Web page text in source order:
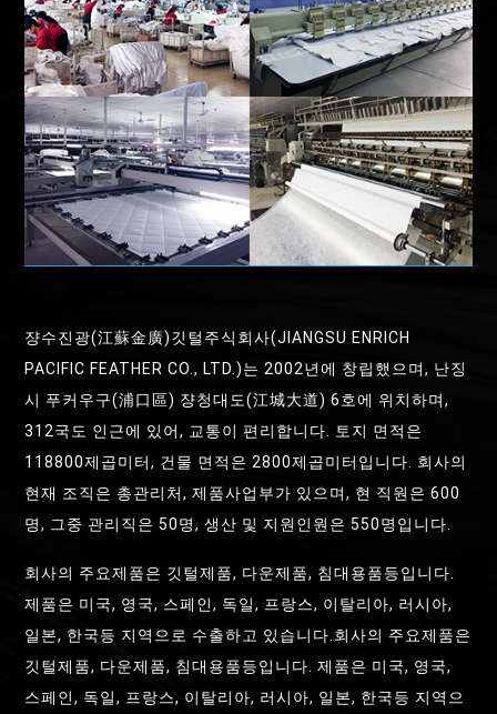
쟝수진광(江蘇金廣)깃털주식회사(JIANGSU ENRICH
PACIFIC FEATHER CO., LTD.)는 2002년에 창립했으며, 난징
시 푸커우구(浦口區) 쟝청대도(江城大道) 6호에 위치하며,
312국도 인근에 있어, 교통이 편리합니다. 토지 면적은
118800제곱미터, 건물 면적은 2800제곱미터입니다. 회사의
현재 조직은 총관리처, 제품사업부가 있으며, 현 직원은 600
명, 그중 관리직은 50명, 생산 및 지원인원은 550명입니다.
회사의 주요제품은 깃털제품, 다운제품, 침대용품등입니다.
제품은 미국, 영국, 스페인, 독일, 프랑스, 이탈리아, 러시아,
일본, 한국등 지역으로 수출하고 있습니다.회사의 주요제품은
깃털제품, 다운제품, 침대용품등입니다. 제품은 미국, 영국,
스페인, 독일, 프랑스, 이탈리아, 러시아, 일본, 한국등 지역으